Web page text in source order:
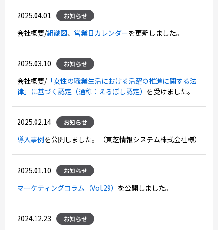
2025.04.01 お知らせ
会社概要/組織図、 営業日カレンダーを更新しました。
2025.03.10 お知らせ
会社概要/「女性の職業生活における活躍の推進に関する法
律」に基づく認定（通称：えるぼし認定） を受けました。
2025.02.14 お知らせ
導入事例を公開しました。（東芝情報システム株式会社様）
2025.01.10 お知らせ
マーケティングコラム（Vol.29） を公開しました。
2024.12.23 お知らせ